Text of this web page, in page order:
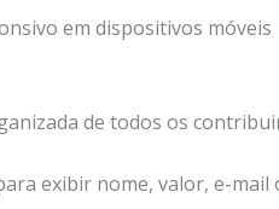
em dispositivos móveis
de todos os
exibir nome, valor, e-